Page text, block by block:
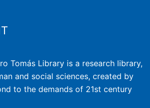
Tomás Library is a research library,
and social sciences, created by
to the demands of 21st century